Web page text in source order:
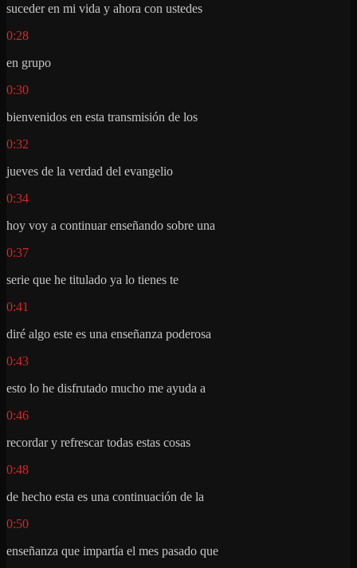
suceder en mi vida y ahora con ustedes
0:28
en grupo
0:30
bienvenidos en esta transmisión de los
0:32
jueves de la verdad del evangelio
0:34
hoy voy a continuar enseñando sobre una
0:37
serie que he titulado ya lo tienes te
0:41
diré algo este es una enseñanza poderosa
0:43
esto lo he disfrutado mucho me ayuda a
0:46
recordar y refrescar todas estas cosas
0:48
de hecho esta es una continuación de la
0:50
enseñanza que impartía el mes pasado que